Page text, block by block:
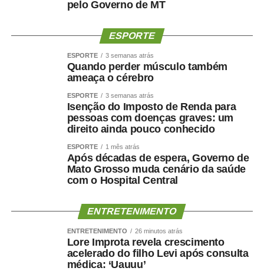
Avanços
Para a presidente da Associação Nacional de Pesquisa
em Financiamento da Educação (Fineduca), professora
Adriana Dragone Silveira, a educação avançou muito no
Brasil com o Fundo de Manutenção e Desenvolvimento
da Educação (Fundeb), criado em 2006. Ela apontou, no
entanto, que é preciso discutir a ampliação do
atendimento infantil e também pensar a qualidade do
— Fica aqui a defesa de que é preciso retirar os recursos
da educação de dentro do arcabouço fiscal — registrou
pelo Governo de MT
ESPORTE
ESPORTE 3 semanas atrás
Quando perder músculo também
ameaça o cérebro
ESPORTE 3 semanas atrás
Isenção do Imposto de Renda para
pessoas com doenças graves: um
direito ainda pouco conhecido
ESPORTE 1 mês atrás
Após décadas de espera, Governo de
Mato Grosso muda cenário da saúde
com o Hospital Central
ENTRETENIMENTO
ENTRETENIMENTO 26 minutos atrás
Lore Improta revela crescimento
acelerado do filho Levi após consulta
médica: ‘Uauuu’